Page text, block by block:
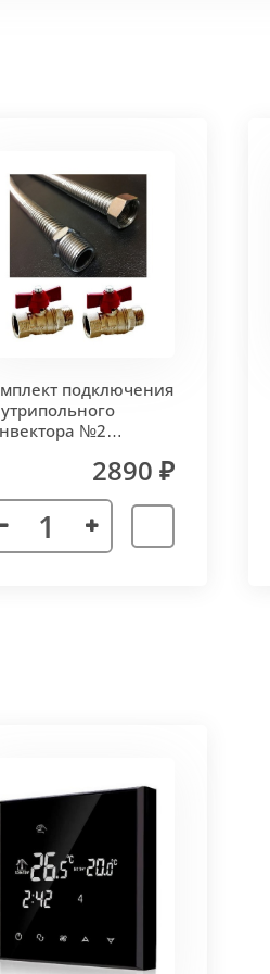
доплат)
на 10 или 18 мм, что
помогает скрыть
Соединение частей
микроклимат в
изготавливается с
подключения
№2
2890 ₽